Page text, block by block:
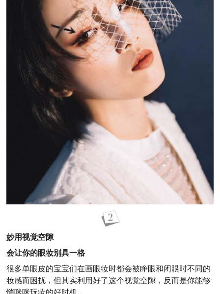
妙用视觉空隙
会让你的眼妆别具一格
很多单眼皮的宝宝们在画眼妆时都会被睁眼和闭眼时不同的
妆感而困扰，但其实利用好了这个视觉空隙，反而是你能够
悄咪咪玩妆的好时机。